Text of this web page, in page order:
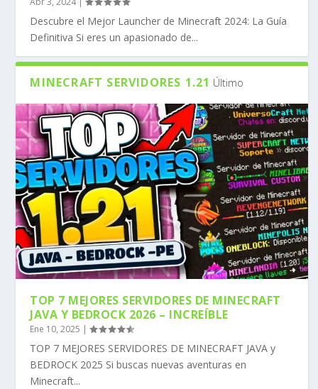
Descubre el Mejor Launcher de Minecraft 2024: La Guía
Definitiva Si eres un apasionado de...
MINECRAFT SERVIDORES 1.21 Último
TOP 7 MEJORES SERVIDORES DE MINECRAFT
JAVA Y BEDROCK 2026 – INCREÍBLE
Ene 10, 2025 |
TOP 7 MEJORES SERVIDORES DE MINECRAFT JAVA y
BEDROCK 2025 Si buscas nuevas aventuras en
Minecraft...